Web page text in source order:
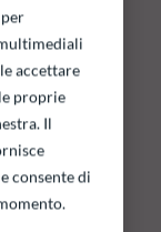
accettare
proprie
Il
consente di